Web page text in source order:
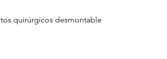
quirúrgicos desmontable